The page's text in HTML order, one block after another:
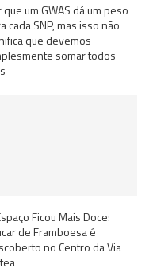
que um GWAS dá um peso
cada SNP, mas isso não
que devemos
somar todos
Ficou Mais Doce:
de Framboesa é
no Centro da Via